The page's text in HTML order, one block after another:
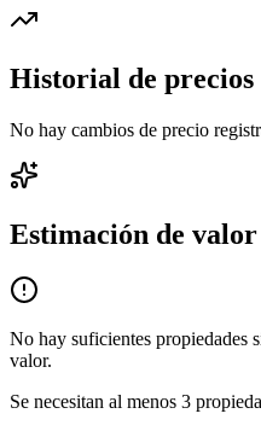
Historial de precios
No hay cambios de precio
Estimación de valor
No hay suficientes propiedades
valor.
Se necesitan al menos 3